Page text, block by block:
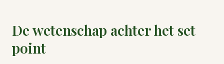
De wetenschap achter het set
point